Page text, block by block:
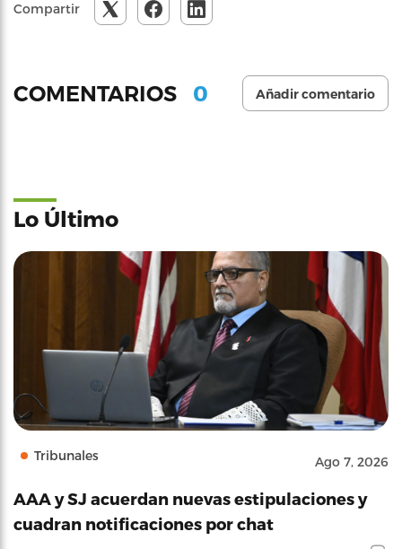
Compartir
COMENTARIOS 0 Añadir comentario
Lo Último
Tribunales Ago 7, 2026
AAA y SJ acuerdan nuevas estipulaciones y
cuadran notificaciones por chat